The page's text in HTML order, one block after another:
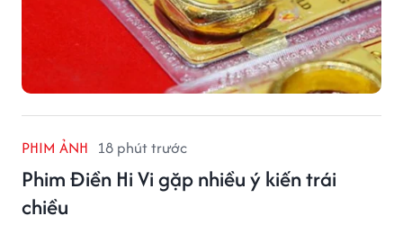
PHIM ẢNH 18 phút trước
Phim Điền Hi Vi gặp nhiều ý kiến trái
chiều